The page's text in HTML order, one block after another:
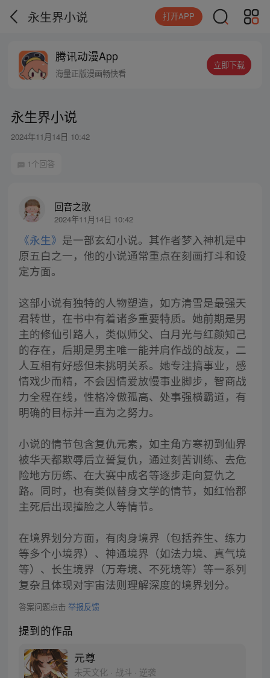
永生界小说 打开APP
腾讯动漫App
海量正版漫画畅快看
立即下载
永生界小说
2024年11月14日 10:42
1个回答
回音之歌
2024年11月14日 10:42
《永生》 是一部玄幻小说。其作者梦入神机是中
原五白之一，他的小说通常重点在刻画打斗和设
定方面。
这部小说有独特的人物塑造，如方清雪是最强天
君转世，在书中有着诸多重要特质。她前期是男
主的修仙引路人，类似师父、白月光与红颜知己
的存在，后期是男主唯一能并肩作战的战友，二
人互相有好感但未挑明关系。她专注搞事业，感
情戏少而精，不会因情爱放慢事业脚步，智商战
力全程在线，性格冷傲孤高、处事强横霸道，有
明确的目标并一直为之努力。
小说的情节包含复仇元素，如主角方寒初到仙界
被华天都欺辱后立誓复仇，通过刻苦训练、去危
险地方历练、在大赛中成名等逐步走向复仇之
路。同时，也有类似替身文学的情节，如红怡郡
主死后出现撞脸之人等情节。
在境界划分方面，有肉身境界（包括养生、练力
等多个小境界）、神通境界（如法力境、真气境
等）、长生境界（万寿境、不死境等）等一系列
复杂且体现对宇宙法则理解深度的境界划分。
答案问题点击 举报反馈
提到的作品
元尊
未天文化 · 战斗 · 逆袭